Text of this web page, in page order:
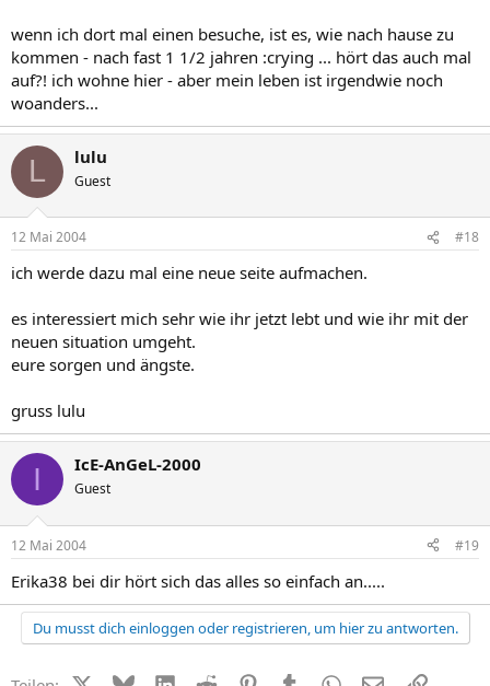
wenn ich dort mal einen besuche, ist es, wie nach hause zu
kommen - nach fast 1 1/2 jahren :crying ... hört das auch mal
auf?! ich wohne hier - aber mein leben ist irgendwie noch
woanders...
L lulu
Guest
12 Mai 2004 #18
ich werde dazu mal eine neue seite aufmachen.
es interessiert mich sehr wie ihr jetzt lebt und wie ihr mit der
neuen situation umgeht.
eure sorgen und ängste.
gruss lulu
I IcE-AnGeL-2000
Guest
12 Mai 2004 #19
Erika38 bei dir hört sich das alles so einfach an.....
Du musst dich einloggen oder registrieren, um hier zu antworten.